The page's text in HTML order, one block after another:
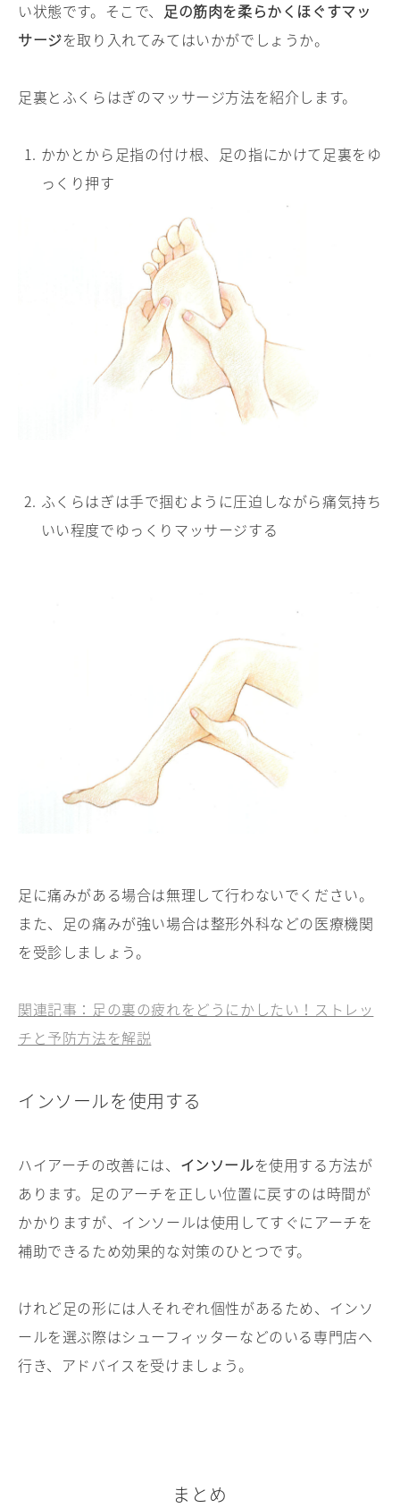
い状態です。そこで、 足の筋肉を柔らかくほぐすマッ
サージを取り入れてみてはいかがでしょうか。
足裏とふくらはぎのマッサージ方法を紹介します。
かかとから足指の付け根、足の指にかけて足裏をゆ
っくり押す
ふくらはぎは手で掴むように圧迫しながら痛気持ち
いい程度でゆっくりマッサージする
足に痛みがある場合は無理して行わないでください。
また、足の痛みが強い場合は整形外科などの医療機関
を受診しましょう。
関連記事：足の裏の疲れをどうにかしたい！ストレッ
チと予防方法を解説
インソールを使用する
ハイアーチの改善には、 インソールを使用する方法が
あります。足のアーチを正しい位置に戻すのは時間が
かかりますが、インソールは使用してすぐにアーチを
補助できるため効果的な対策のひとつです。
けれど足の形には人それぞれ個性があるため、インソ
ールを選ぶ際はシューフィッターなどのいる専門店へ
行き、アドバイスを受けましょう。
まとめ